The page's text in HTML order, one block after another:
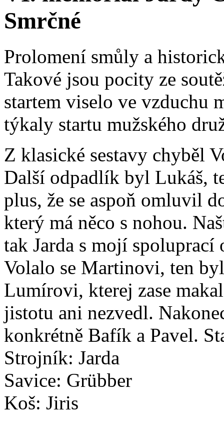
Smrčné
Prolomení smůly a
Takové jsou pocity ze
startem viselo ve vzduchu
týkaly startu mužského
Z klasické sestavy chyběl
Další odpadlík byl Lukáš,
plus, že se aspoň omluvil
který má něco s nohou.
tak Jarda s mojí
Volalo se Martinovi, ten
Lumírovi, kterej zase
jistotu ani nezvedl.
konkrétně Bafík a Pavel.
Strojník: Jarda
Savice: Grübber
Koš: Jiris